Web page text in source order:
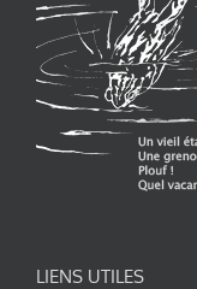
LIENS UTILES